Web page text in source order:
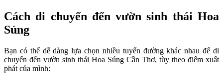
Cách di chuyển đến vườn sinh thái Hoa
Súng
Bạn có thể dễ dàng lựa chọn nhiều tuyến đường khác nhau để di
chuyển đến vườn sinh thái Hoa Súng Cần Thơ, tùy theo điểm xuất
phát của mình: